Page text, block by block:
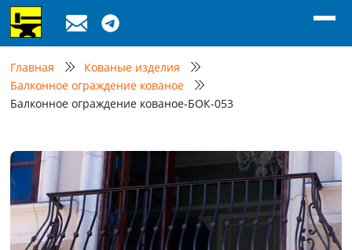
Главная
Кованые изделия
Балконное ограждение кованое
Балконное ограждение кованое-БОК-053